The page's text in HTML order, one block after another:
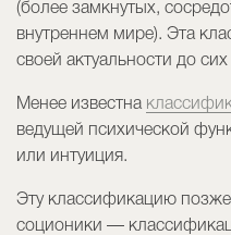
(более замкнутых,
внутреннем мире). Эта
своей актуальности до
Менее известна
ведущей психической
или интуиция.
Эту классификацию
соционики —